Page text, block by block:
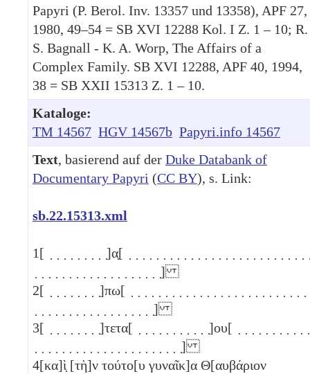
Papyri (P. Berol. Inv. 13357 und 13358), APF 27,
1980, 49–54 = SB XVI 12288 Kol. I Z. 1 – 10; R.
S. Bagnall - K. A. Worp, The Affairs of a
Complex Family. SB XVI 12288, APF 40, 1994,
38 = SB XXII 15313 Z. 1 – 10.
Kataloge:
TM 14567 HGV 14567b Papyri.info 14567
Text, basierend auf der Duke Databank of
Documentary Papyri (CC BY), s. Link:
sb.22.15313.xml
1[ ̣ ̣ ̣ ̣ ̣ ̣ ̣ ̣ ̣]α̣[ ̣ ̣ ̣ ̣ ̣ ̣ ̣ ̣ ̣ ̣ ̣ ̣ ̣ ̣ ̣ ̣ ̣ ̣ ̣ ̣ ̣ ̣ ̣ ̣ ̣ ̣ ̣
̣ ̣ ̣ ̣ ̣ ̣ ̣ ̣ ̣ ̣ ̣ ̣ ̣ ̣ ̣ ̣ ̣ ̣ ̣]
2[ ̣ ̣ ̣ ̣ ̣ ̣ ̣ ̣]πω[
̣ ̣ ̣ ̣ ̣ ̣ ̣ ̣ ̣ ̣ ̣ ̣ ̣ ̣ ̣ ̣ ̣ ̣]
3[ ̣ ̣ ̣ ̣ ̣ ̣ ̣ ̣]τετα[ ̣ ̣ ̣ ̣ ̣ ̣ ̣ ̣ ̣ ̣ ̣]ου[ ̣ ̣ ̣ ̣ ̣ ̣ ̣ ̣ ̣ ̣ ̣
̣ ̣ ̣ ̣ ̣ ̣ ̣ ̣ ̣ ̣ ̣ ̣ ̣ ̣ ̣ ̣ ̣ ̣ ̣ ̣ ̣ ̣]
4[κα]ὶ̣ [τὴ]ν τούτο[υ γυναῖκ]α Θ[αυβάριον